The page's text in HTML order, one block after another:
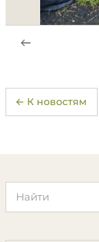
← К новостям